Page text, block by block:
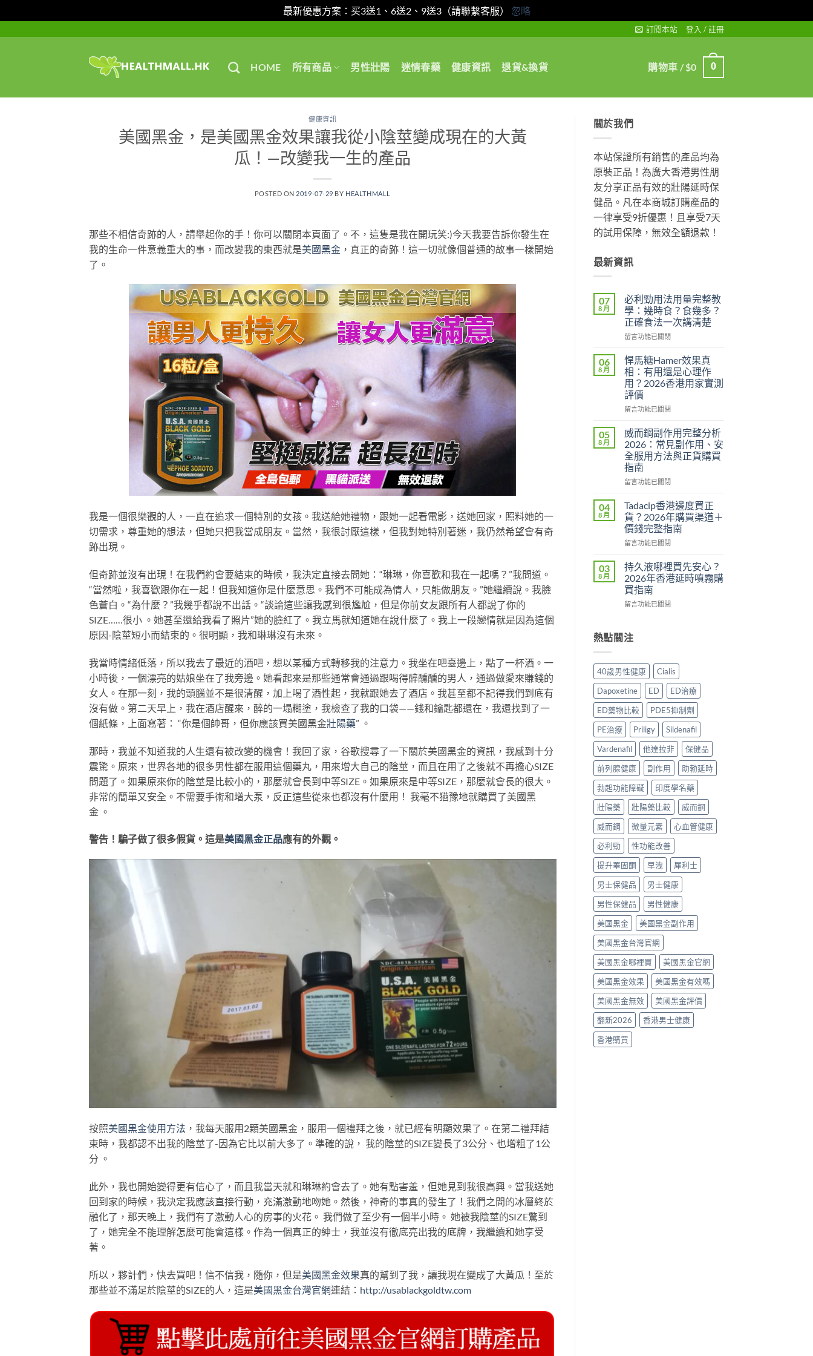
最新優惠方案：买3送1、6送2、9送3（請聯繫客服） 忽略
訂閱本站 登入 / 註冊
HOME 所有商品 男性壯陽 迷情春藥 健康資訊 退貨&換貨 購物車 /$0 0
健康資訊
美國黑金，是美國黑金效果讓我從小陰莖變成現在的大黃
瓜！—改變我一生的產品
POSTED ON 2019-07-29 BY HEALTHMALL
那些不相信奇跡的人，請舉起你的手！你可以關閉本頁面了。不，這隻是我在開玩笑:)今天我要告訴你發生在
我的生命一件意義重大的事，而改變我的東西就是美國黑金 ，真正的奇跡！這一切就像個普通的故事一樣開始
了。
我是一個很樂觀的人，一直在追求一個特別的女孩。我送給她禮物，跟她一起看電影，送她回家，照料她的一
切需求，尊重她的想法，但她只把我當成朋友。當然，我很討厭這樣，但我對她特別著迷，我仍然希望會有奇
跡出現。
但奇跡並沒有出現！在我們約會要結束的時候，我決定直接去問她：“琳琳，你喜歡和我在一起嗎？”我問道。
“當然啦，我喜歡跟你在一起！但我知道你是什麼意思。我們不可能成為情人，只能做朋友。”她繼續說。我臉
色蒼白。“為什麼？”我幾乎都說不出話。“談論這些讓我感到很尷尬，但是你前女友跟所有人都說了你的
SIZE……很小 。她甚至還給我看了照片”她的臉紅了。我立馬就知道她在說什麼了。我上一段戀情就是因為這個
原因-陰莖短小而結束的。很明顯，我和琳琳沒有未來。
我當時情緒低落，所以我去了最近的酒吧，想以某種方式轉移我的注意力。我坐在吧臺邊上，點了一杯酒。一
小時後，一個漂亮的姑娘坐在了我旁邊。她看起來是那些通常會通過跟喝得醉醺醺的男人，通過做愛來賺錢的
女人。在那一刻，我的頭腦並不是很清醒，加上喝了酒性起，我就跟她去了酒店。我甚至都不記得我們到底有
沒有做。第二天早上，我在酒店醒來，醉的一塌糊塗，我檢查了我的口袋——錢和鑰匙都還在，我還找到了一
個紙條，上面寫著： “你是個帥哥，但你應該買美國黑金壯陽藥” 。
那時，我並不知道我的人生還有被改變的機會！我回了家，谷歌搜尋了一下關於美國黑金的資訊，我感到十分
震驚。原來，世界各地的很多男性都在服用這個藥丸，用來增大自己的陰莖，而且在用了之後就不再擔心SIZE
問題了。如果原來你的陰莖是比較小的，那麼就會長到中等SIZE。如果原來是中等SIZE，那麼就會長的很大。
非常的簡單又安全。不需要手術和增大泵，反正這些從來也都沒有什麼用！ 我毫不猶豫地就購買了美國黑
金 。
警告！騙子做了很多假貨。這是美國黑金正品應有的外觀。
按照美國黑金使用方法 ，我每天服用2顆美國黑金，服用一個禮拜之後，就已經有明顯效果了。在第二禮拜結
束時，我都認不出我的陰莖了-因為它比以前大多了。準確的說， 我的陰莖的SIZE變長了3公分、也增粗了1公
分 。
此外，我也開始變得更有信心了，而且我當天就和琳琳約會去了。她有點害羞，但她見到我很高興。當我送她
回到家的時候，我決定我應該直接行動，充滿激動地吻她。然後，神奇的事真的發生了！我們之間的冰層終於
融化了，那天晚上，我們有了激動人心的房事的火花。 我們做了至少有一個半小時。 她被我陰莖的SIZE驚到
了，她完全不能理解怎麼可能會這樣。作為一個真正的紳士，我並沒有徹底亮出我的底牌，我繼續和她享受
著。
所以，夥計們，快去買吧！信不信我，隨你，但是美國黑金效果真的幫到了我，讓我現在變成了大黃瓜！至於
那些並不滿足於陰莖的SIZE的人，這是美國黑金台灣官網連結： http://usablackgoldtw.com
關於我們
本站保證所有銷售的產品均為
原裝正品！為廣大香港男性朋
友分享正品有效的壯陽延時保
健品。凡在本商城訂購產品的
一律享受9折優惠！且享受7天
的試用保障，無效全額退款！
最新資訊
07
8 月
必利勁用法用量完整教
學：幾時食？食幾多？
正確食法一次講清楚
在
利
勁
用
法
用
量
整
教
學：
幾
時
食？
多？
正
確
食
一
次
講
清
楚〉
留言功能已關閉
06
8 月
悍馬糖Hamer效果真
相：有用還是心理作
用？2026香港用家實測
評價
在
馬
糖
Hamer
效
果
真
有
用
還
是
心
作
用？
2026
香
港
實
價〉
中
留言功能已關閉
05
8 月
威而鋼副作用完整分析
2026：常見副作用、安
全服用方法與正貨購買
指南
在
而
鋼
副
作
用
整
分
析
2026：
常
作
全
服
用
方
法
與
貨
購
買
指
南〉
中
留言功能已關閉
04
8 月
Tadacip香港邊度買正
貨？2026年購買渠道＋
價錢完整指南
在
香
港
邊
度
買
2026
買
渠
道
＋
價
錢
整
指
南〉
中
留言功能已關閉
03
8 月
持久液哪裡買先安心？
2026年香港延時噴霧購
買指南
在
液
哪
買
先
安
心？
2026
年
港
延
時
噴
霧
購
買
南〉
留言功能已關閉
熱點關注
40歲男性健康
Cialis
Dapoxetine
ED
ED治療
ED藥物比較
PDE5抑制劑
PE治療
Priligy
Sildenafil
Vardenafil
他達拉非
保健品
前列腺健康
副作用
助勃延時
勃起功能障礙
印度學名藥
壯陽藥
壯陽藥比較
威而鋼
威而鋼
微量元素
心血管健康
必利勁
性功能改善
提升睪固酮
早洩
犀利士
男士保健品
男士健康
男性保健品
男性健康
美國黑金
美國黑金副作用
美國黑金台灣官網
美國黑金哪裡買
美國黑金官網
美國黑金效果
美國黑金有效嗎
美國黑金無效
美國黑金評價
翻新2026
香港男士健康
香港購買